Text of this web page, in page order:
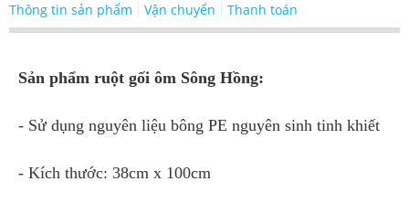
Thông tin sản phẩm Vận chuyển Thanh toán
Sản phẩm ruột gối ôm Sông Hồng:
- Sử dụng nguyên liệu bông PE nguyên sinh tinh khiết
- Kích thước: 38cm x 100cm